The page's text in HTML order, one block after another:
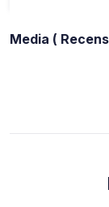
Media (